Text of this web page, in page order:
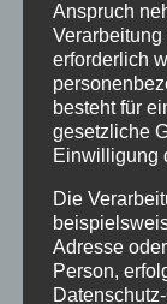
2024
Charity
cool
dancing
Ferien
im Schloss
Anspruch
erforderlich
besteht für
gesetzliche
Einwilligung
Die
Adresse
Person,